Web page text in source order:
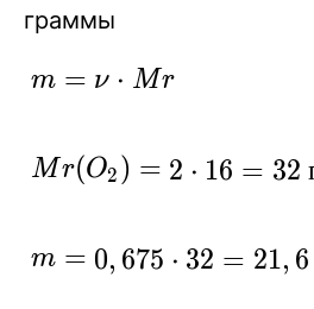
граммы
m=\nu
Mr
m = ν ⋅ Mr
Mr
Mr(O2 ) = 2 ⋅ 16 = 32
m=0,675\cdot
m = 0, 675 ⋅ 32 = 21, 6